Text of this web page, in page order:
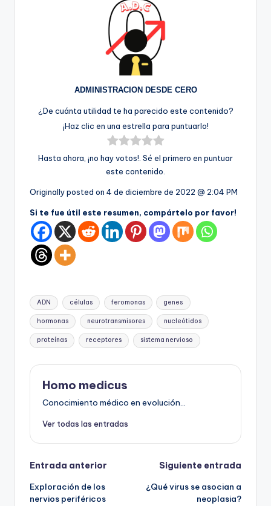
ADMINISTRACION DESDE CERO
¿De cuánta utilidad te ha parecido este contenido?
¡Haz clic en una estrella para puntuarlo!
Hasta ahora, ¡no hay votos!. Sé el primero en puntuar
este contenido.
Originally posted on 4 de diciembre de 2022 @ 2:04 PM
Si te fue útil este resumen, compártelo por favor!
Etiquetas:
ADN células feromonas genes
hormonas neurotransmisores nucleótidos
proteínas receptores sistema nervioso
Homo medicus
Conocimiento médico en evolución...
Ver todas las entradas
Navegación
de
Entrada anterior
Exploración de los
nervios periféricos
Siguiente entrada
¿Qué virus se asocian a
neoplasia?